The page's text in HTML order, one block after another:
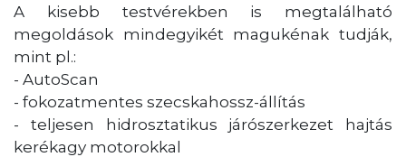
A kisebb testvérekben is megtalálható
megoldások mindegyikét magukénak tudják,
mint pl.:
- AutoScan
- fokozatmentes szecskahossz-állítás
- teljesen hidrosztatikus járószerkezet hajtás
kerékagy motorokkal